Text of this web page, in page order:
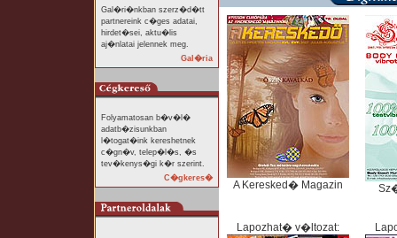
Gal�ri�nkban szerz�d�tt
partnereink c�ges adatai,
hirdet�sei, aktu�lis
aj�nlatai jelennek meg.
Gal�ria
Folyamatosan b�v�l�
adatb�zisunkban
l�togat�ink kereshetnek
c�gn�v, telep�l�s, �s
tev�kenys�gi k�r szerint.
C�gkeres�
A Keresked� Magazin
Lapozhat� v�ltozat: